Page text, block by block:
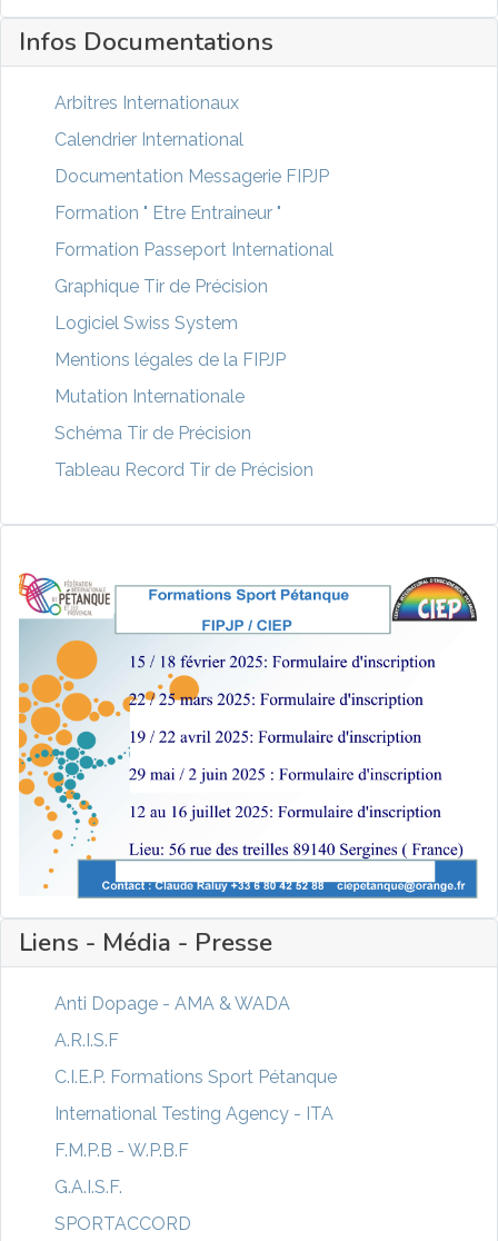
Infos Documentations
Arbitres Internationaux
Calendrier International
Documentation Messagerie FIPJP
Formation " Etre Entraineur "
Formation Passeport International
Graphique Tir de Précision
Logiciel Swiss System
Mentions légales de la FIPJP
Mutation Internationale
Schéma Tir de Précision
Tableau Record Tir de Précision
Liens - Média - Presse
Anti Dopage - AMA & WADA
A.R.I.S.F
C.I.E.P. Formations Sport Pétanque
International Testing Agency - ITA
F.M.P.B - W.P.B.F
G.A.I.S.F.
SPORTACCORD